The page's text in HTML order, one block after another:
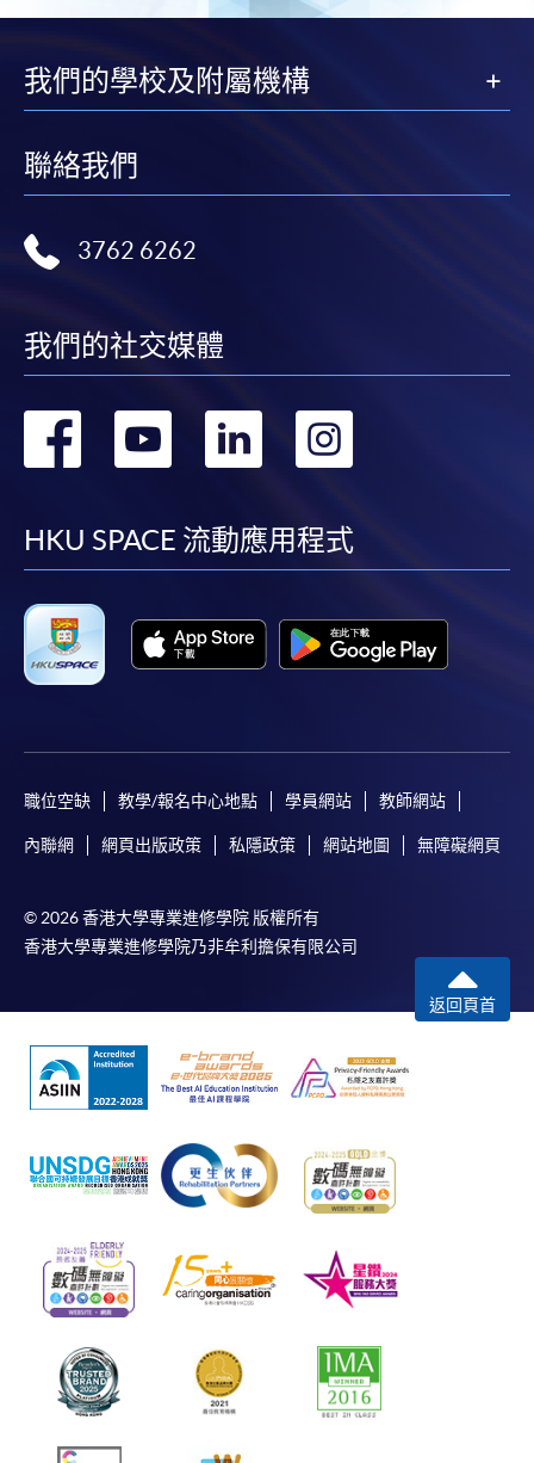
我們的學校及附屬機構
聯絡我們
3762 6262
我們的社交媒體
轉
facebook
轉
youtube
轉
linkedin
轉
HKU SPACE 流動應用程式
職位空缺 教學/報名中心地點 學員網站 教師網站
內聯網 網頁出版政策 私隱政策 網站地圖 無障礙網頁
© 2026 香港大學專業進修學院 版權所有
香港大學專業進修學院乃非牟利擔保有限公司
返回頁首